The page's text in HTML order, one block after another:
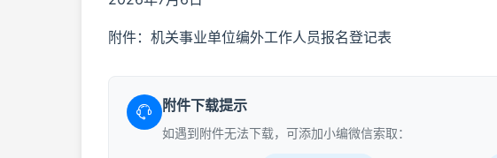
附件：机关事业单位编外工作人员报名登记表
附件下载提示
如遇到附件无法下载，可添加小编微信索取：